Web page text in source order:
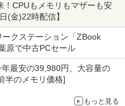
！CPUもメモリもマザーも安
(金)22時配信】
クステーション「ZBook
原で中古PCセール
最安の39,980円、大容量の
半のメモリ価格]
もっと見る